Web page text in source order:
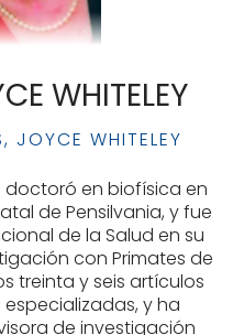
WHITELEY
JOYCE WHITELEY
doctoró en biofísica en
de Pensilvania, y fue
de la Salud en su
con Primates de
treinta y seis artículos
y ha
de investigación